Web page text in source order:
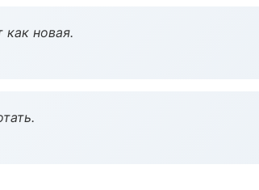
новая.